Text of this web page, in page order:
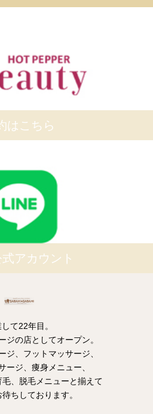
はこちら
アカウント
て22年目。
ジの店としてオープン。
ジ、フットマッサージ、
ージ、痩身メニュー、
、脱毛メニューと揃えて
ちしております。